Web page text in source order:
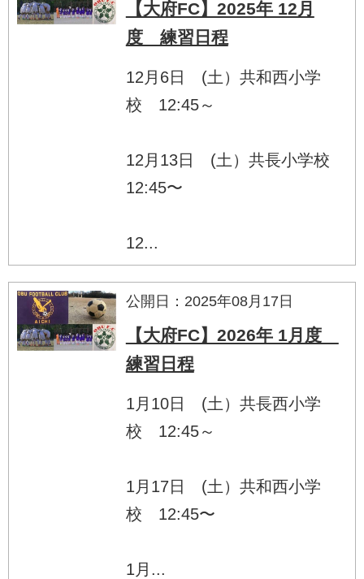
【大府FC】2025年 12月
度 練習日程
12月6日 (土）共和西小学
校 12:45～
12月13日 (土）共長小学校
12:45〜
12...
公開日：2025年08月17日
【大府FC】2026年 1月度
練習日程
1月10日 (土）共長西小学
校 12:45～
1月17日 (土）共和西小学
校 12:45〜
1月...